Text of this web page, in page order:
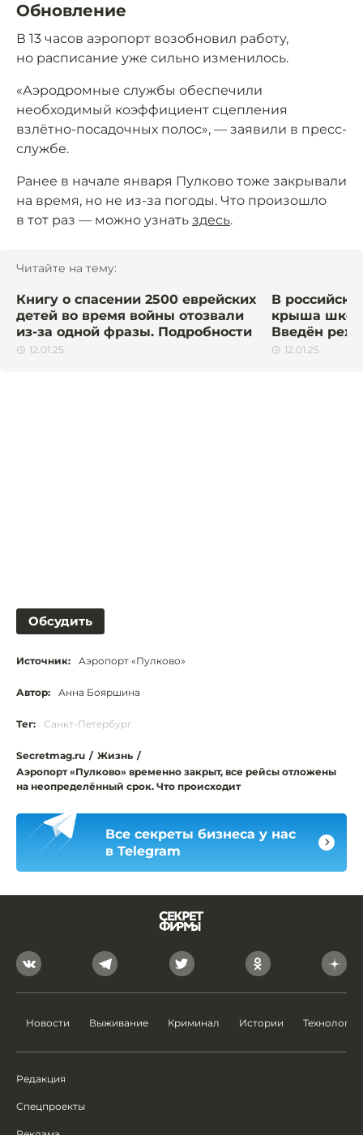
Обновление
В 13 часов аэропорт возобновил работу,
но расписание уже сильно изменилось.
«Аэродромные службы обеспечили
необходимый коэффициент сцепления
взлётно-посадочных полос», — заявили в пресс-
службе.
Ранее в начале января Пулково тоже закрывали
на время, но не из-за погоды. Что произошло
в тот раз — можно узнать здесь.
Читайте на тему:
Книгу о спасении 2500 еврейских
детей во время войны отозвали
из-за одной фразы. Подробности
12.01.25
В
крыша
Введён
12.01.25
Обсудить
Источник: Аэропорт «Пулково»
Автор: Анна Бояршина
Тег: Санкт-Петербург
Secretmag.ru / Жизнь /
Аэропорт «Пулково» временно закрыт, все рейсы отложены
на неопределённый срок. Что происходит
Все секреты бизнеса у нас
в Telegram
Новости Выживание Криминал Истории Технологии
Редакция
Спецпроекты